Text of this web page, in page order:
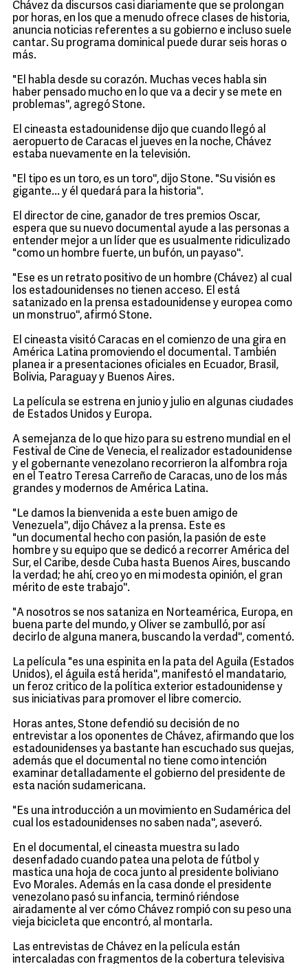
Chávez da discursos casi diariamente que se prolongan
por horas, en los que a menudo ofrece clases de historia,
anuncia noticias referentes a su gobierno e incluso suele
cantar. Su programa dominical puede durar seis horas o
más.
"El habla desde su corazón. Muchas veces habla sin
haber pensado mucho en lo que va a decir y se mete en
problemas'', agregó Stone.
El cineasta estadounidense dijo que cuando llegó al
aeropuerto de Caracas el jueves en la noche, Chávez
estaba nuevamente en la televisión.
"El tipo es un toro, es un toro'', dijo Stone. "Su visión es
gigante... y él quedará para la historia''.
El director de cine, ganador de tres premios Oscar,
espera que su nuevo documental ayude a las personas a
entender mejor a un líder que es usualmente ridiculizado
"como un hombre fuerte, un bufón, un payaso''.
"Ese es un retrato positivo de un hombre (Chávez) al cual
los estadounidenses no tienen acceso. El está
satanizado en la prensa estadounidense y europea como
un monstruo'', afirmó Stone.
El cineasta visitó Caracas en el comienzo de una gira en
América Latina promoviendo el documental. También
planea ir a presentaciones oficiales en Ecuador, Brasil,
Bolivia, Paraguay y Buenos Aires.
La película se estrena en junio y julio en algunas ciudades
de Estados Unidos y Europa.
A semejanza de lo que hizo para su estreno mundial en el
Festival de Cine de Venecia, el realizador estadounidense
y el gobernante venezolano recorrieron la alfombra roja
en el Teatro Teresa Carreño de Caracas, uno de los más
grandes y modernos de América Latina.
"Le damos la bienvenida a este buen amigo de
Venezuela'', dijo Chávez a la prensa. Este es
"un documental hecho con pasión, la pasión de este
hombre y su equipo que se dedicó a recorrer América del
Sur, el Caribe, desde Cuba hasta Buenos Aires, buscando
la verdad; he ahí, creo yo en mi modesta opinión, el gran
mérito de este trabajo''.
"A nosotros se nos sataniza en Norteamérica, Europa, en
buena parte del mundo, y Oliver se zambulló, por así
decirlo de alguna manera, buscando la verdad'', comentó.
La película "es una espinita en la pata del Aguila (Estados
Unidos), el águila está herida'', manifestó el mandatario,
un feroz critico de la política exterior estadounidense y
sus iniciativas para promover el libre comercio.
Horas antes, Stone defendió su decisión de no
entrevistar a los oponentes de Chávez, afirmando que los
estadounidenses ya bastante han escuchado sus quejas,
además que el documental no tiene como intención
examinar detalladamente el gobierno del presidente de
esta nación sudamericana.
"Es una introducción a un movimiento en Sudamérica del
cual los estadounidenses no saben nada'', aseveró.
En el documental, el cineasta muestra su lado
desenfadado cuando patea una pelota de fútbol y
mastica una hoja de coca junto al presidente boliviano
Evo Morales. Además en la casa donde el presidente
venezolano pasó su infancia, terminó riéndose
airadamente al ver cómo Chávez rompió con su peso una
vieja bicicleta que encontró, al montarla.
Las entrevistas de Chávez en la película están
intercaladas con fragmentos de la cobertura televisiva